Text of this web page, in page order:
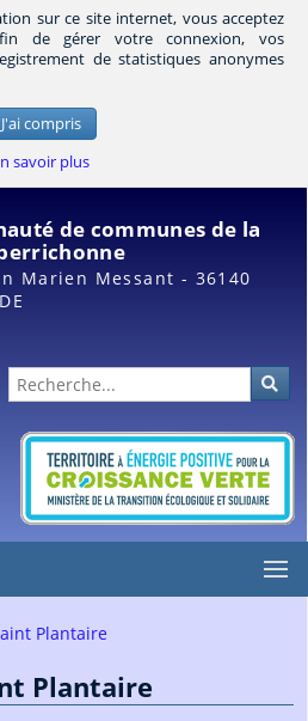
sur ce site internet, vous acceptez
de gérer votre connexion, vos
de statistiques anonymes
J'ai compris
savoir plus
de communes de la
Marien Messant - 36140
Plantaire
Plantaire